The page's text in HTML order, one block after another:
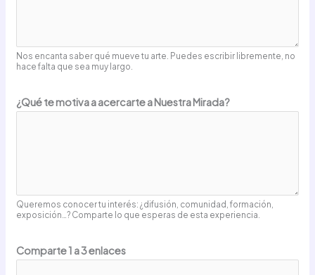
Nos encanta saber qué mueve tu arte. Puedes escribir libremente, no
hace falta que sea muy largo.
e
s
p
r
¿Qué te motiva a acercarte a Nuestra Mirada?
Queremos conocer tu interés: ¿difusión, comunidad, formación,
exposición…? Comparte lo que esperas de esta experiencia.
Comparte 1 a 3 enlaces